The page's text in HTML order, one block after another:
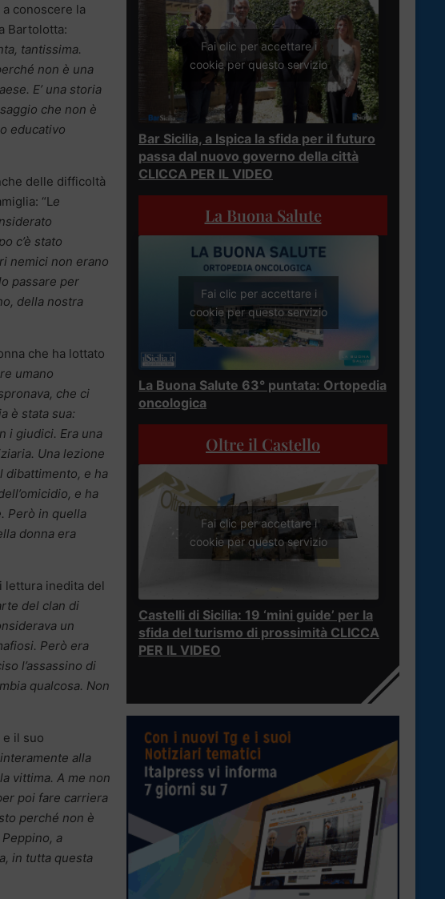
conoscere la
Bartolotta:
tantissima.
non è una
E’ una storia
che non è
educativo
delle difficoltà
“L e
c’è stato
nemici non erano
passare per
della nostra
che ha lottato
umano
che ci
è stata sua:
i giudici. Era una
Una lezione
dibattimento, e ha
e ha
Però in quella
donna era
lettura inedita del
del clan di
un
Però era
l’assassino di
qualcosa. Non
il suo
alla
vittima. A me non
poi fare carriera
perché non è
a
in tutta questa
Fai clic per accettare i
cookie per questo servizio
Bar Sicilia, a Ispica la sfida per il futuro
passa dal nuovo governo della città
CLICCA PER IL VIDEO
La Buona Salute
Fai clic per accettare i
cookie per questo servizio
La Buona Salute 63° puntata: Ortopedia
oncologica
Oltre il Castello
Fai clic per accettare i
cookie per questo servizio
Castelli di Sicilia: 19 ‘mini guide’ per la
sfida del turismo di prossimità CLICCA
PER IL VIDEO